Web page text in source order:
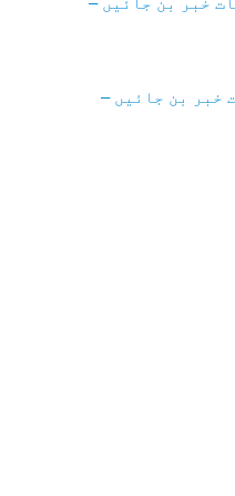
خبر بن جائیں –